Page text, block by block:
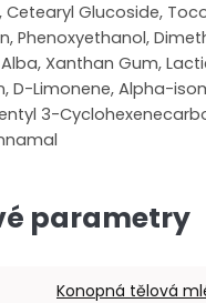
Cetearyl Glucoside,
Phenoxyethanol,
Xanthan Gum,
D-Limonene, Alpha-
3-
parametry
Konopná tělová